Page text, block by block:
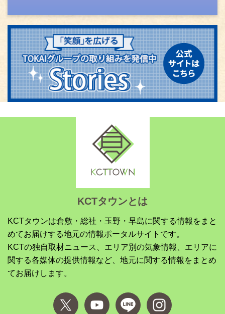
KCTタウンとは
KCTタウンは倉敷・総社・玉野・早島に関する情報をまと
めてお届けする地元の情報ポータルサイトです。
KCTの独自取材ニュース、エリア別の気象情報、エリアに
関する各媒体の提供情報など、地元に関する情報をまとめ
てお届けします。